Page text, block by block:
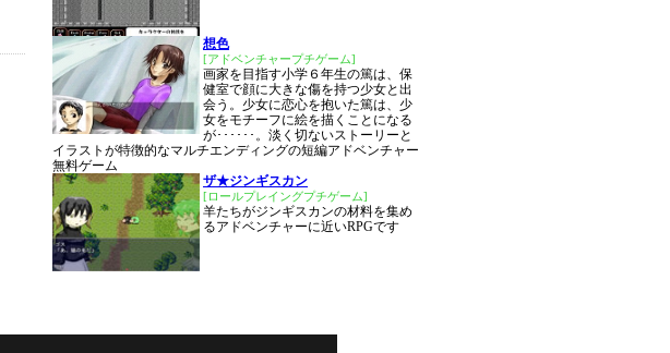
想色
[アドベンチャープチゲーム]
画家を目指す小学６年生の篤は、保
健室で顔に大きな傷を持つ少女と出
会う。少女に恋心を抱いた篤は、少
女をモチーフに絵を描くことになる
が･･････。淡く切ないストーリーと
イラストが特徴的なマルチエンディングの短編アドベンチャー
無料ゲーム
ザ★ジンギスカン
[ロールプレイングプチゲーム]
羊たちがジンギスカンの材料を集め
るアドベンチャーに近いRPGです